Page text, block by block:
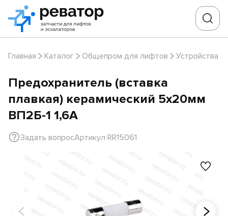
Главная Каталог Общепром для лифтов Устройства
Предохранитель (вставка
плавкая) керамический 5х20мм
ВП2Б-1 1,6А
Задать вопросАртикул RR15061